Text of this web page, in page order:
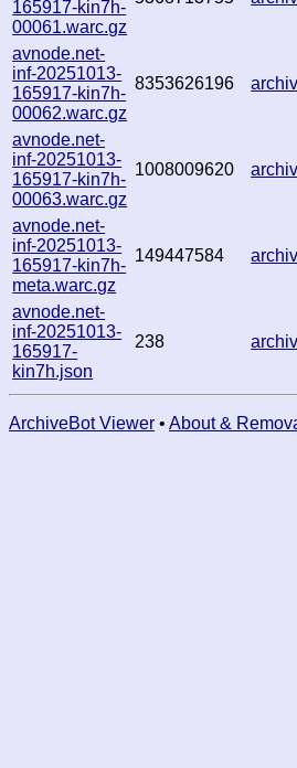
165917-kin7h-
00061.warc.gz
avnode.net-
inf-20251013-
165917-kin7h-
00062.warc.gz
8353626196
avnode.net-
inf-20251013-
165917-kin7h-
00063.warc.gz
1008009620
avnode.net-
inf-20251013-
165917-kin7h-
meta.warc.gz
149447584
avnode.net-
inf-20251013-
165917-
kin7h.json
238
ArchiveBot Viewer • About &